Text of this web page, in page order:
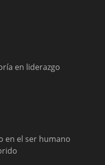
en liderazgo
en el ser humano
Português